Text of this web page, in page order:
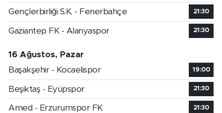
Gençlerbirliği S.K. - Fenerbahçe 21:30
Gaziantep FK - Alanyaspor 21:30
16 Ağustos, Pazar
Başakşehir - Kocaelispor
19:00
Beşiktaş - Eyüpspor 21:30
Amed - Erzurumspor FK 21:30